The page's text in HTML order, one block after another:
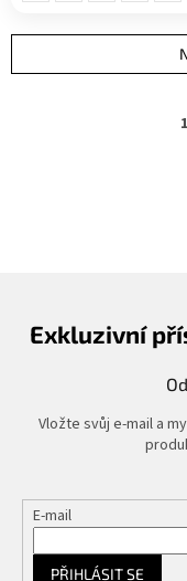
Exkluzivní
Vložte svůj e-mail a
E-mail
PŘIHLÁSIT SE